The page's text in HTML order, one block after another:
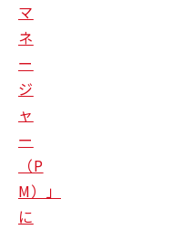
マ
ネ
ー
ジ
ャ
ー
（P
M）」
に